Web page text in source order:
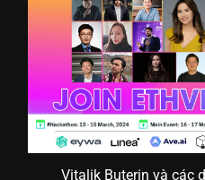
Vitalik Buterin và các